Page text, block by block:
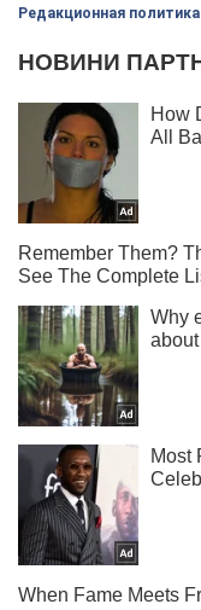
Редакционная политика